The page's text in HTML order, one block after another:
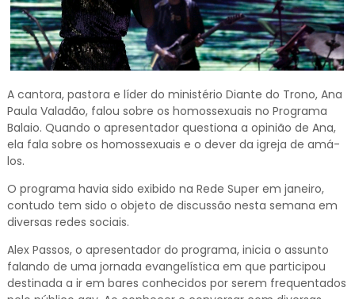
A cantora, pastora e líder do ministério Diante do Trono, Ana
Paula Valadão, falou sobre os homossexuais no Programa
Balaio. Quando o apresentador questiona a opinião de Ana,
ela fala sobre os homossexuais e o dever da igreja de amá-
los.
O programa havia sido exibido na Rede Super em janeiro,
contudo tem sido o objeto de discussão nesta semana em
diversas redes sociais.
Alex Passos, o apresentador do programa, inicia o assunto
falando de uma jornada evangelística em que participou
destinada a ir em bares conhecidos por serem frequentados